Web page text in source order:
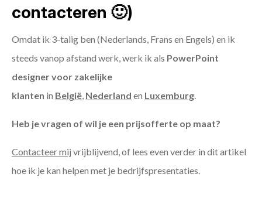
contacteren 🙂)
Omdat ik 3-talig ben (Nederlands, Frans en Engels) en ik
steeds vanop afstand werk, werk ik als PowerPoint
designer voor zakelijke
klanten in België, Nederland en Luxemburg.
Heb je vragen of wil je een prijsofferte op maat?
Contacteer mij vrijblijvend, of lees even verder in dit artikel
hoe ik je kan helpen met je bedrijfspresentaties.